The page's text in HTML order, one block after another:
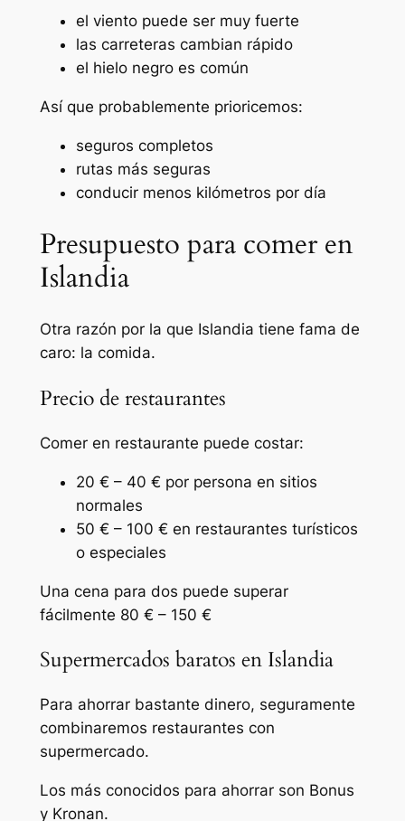
el viento puede ser muy fuerte
las carreteras cambian rápido
el hielo negro es común
Así que probablemente prioricemos:
seguros completos
rutas más seguras
conducir menos kilómetros por día
Presupuesto para comer en
Islandia
Otra razón por la que Islandia tiene fama de
caro: la comida.
Precio de restaurantes
Comer en restaurante puede costar:
20 € – 40 € por persona en sitios
normales
50 € – 100 € en restaurantes turísticos
o especiales
Una cena para dos puede superar
fácilmente 80 € – 150 €
Supermercados baratos en Islandia
Para ahorrar bastante dinero, seguramente
combinaremos restaurantes con
supermercado.
Los más conocidos para ahorrar son Bonus
y Kronan.